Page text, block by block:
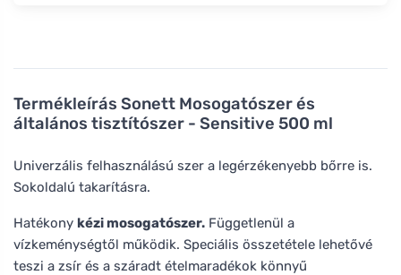
Termékleírás Sonett Mosogatószer és
általános tisztítószer - Sensitive 500 ml
Univerzális felhasználású szer a legérzékenyebb bőrre is.
Sokoldalú takarításra.
Hatékony kézi mosogatószer. Függetlenül a
vízkeménységtől működik. Speciális összetétele lehetővé
teszi a zsír és a száradt ételmaradékok könnyű